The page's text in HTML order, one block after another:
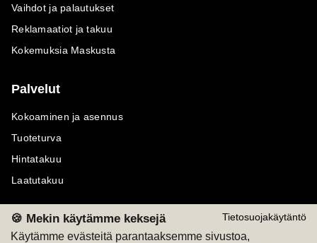
Tietosuojakäytäntö
🍪 Mekin käytämme keksejä
Käytämme evästeitä parantaaksemme sivustoa,
Vaihdot ja palautukset
Reklamaatiot ja takuu
Kokemuksia Maskusta
Palvelut
Kokoaminen ja asennus
Tuoteturva
Hintatakuu
Laatutakuu